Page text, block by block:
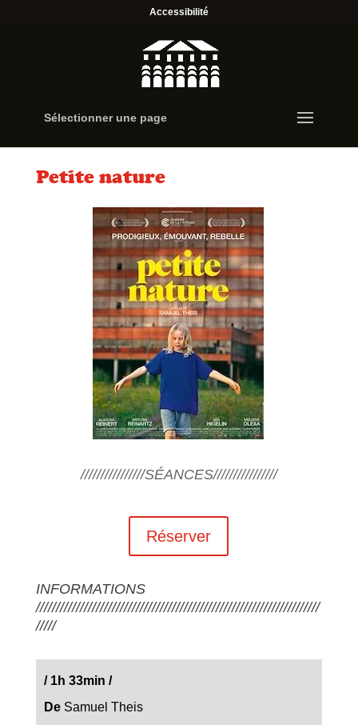
Accessibilité
Sélectionner une page
Petite nature
////////////////SÉANCES////////////////
Réserver
INFORMATIONS
///////////////////////////////////////////////////////////////////////
/////
/1h 33min /
DeSamuel Theis